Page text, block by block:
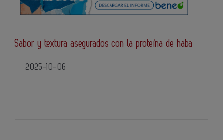
Sabor y textura asegurados con la proteína de haba
2025-10-06